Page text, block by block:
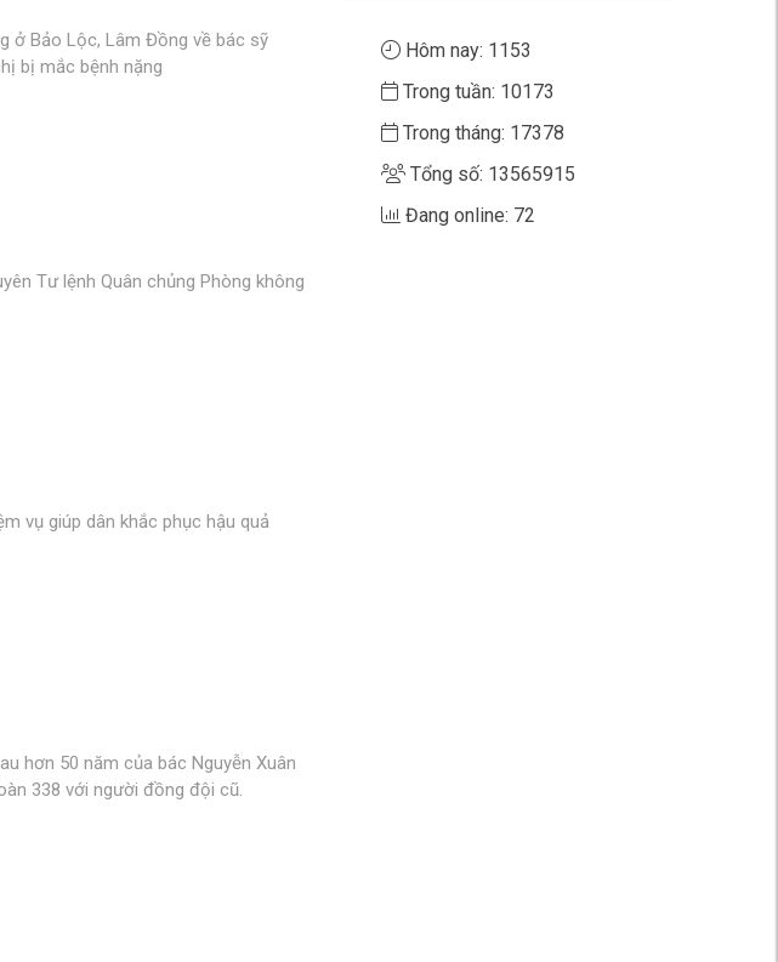
ở Bảo Lộc, Lâm Đồng về bác sỹ
bị mắc bệnh nặng
Tư lệnh Quân chủng Phòng không
vụ giúp dân khắc phục hậu quả
hơn 50 năm của bác Nguyễn Xuân
338 với người đồng đội cũ.
Hôm nay: 1153
Trong tuần: 10173
Trong tháng: 17378
Tổng số: 13565915
Đang online: 72